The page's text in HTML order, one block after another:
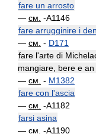
fare un arrosto
— см. -A1146
fare arrugginire i
— см. - D171
fare l'arte di
mangiare, bere e
— см. - M1382
fare con l'ascia
— см. -A1182
farsi asina
— см. -A1190